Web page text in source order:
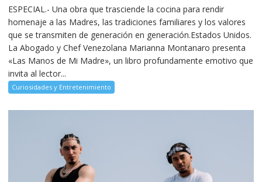
ESPECIAL.- Una obra que trasciende la cocina para rendir
homenaje a las Madres, las tradiciones familiares y los valores
que se transmiten de generación en generación.Estados Unidos.
La Abogado y Chef Venezolana Marianna Montanaro presenta
«Las Manos de Mi Madre», un libro profundamente emotivo que
invita al lector...
Curiosidades y Entretenimiento